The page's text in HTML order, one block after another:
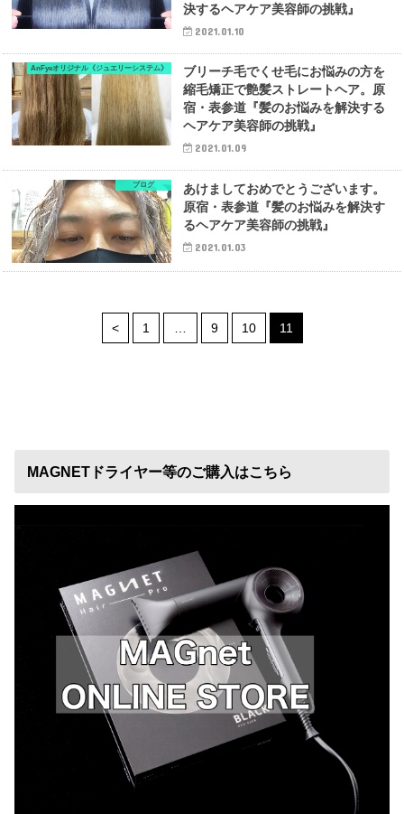
決するヘアケア美容師の挑戦』
2021.01.10
AnFyeオリジナル《ジュエリーシステム》
ブリーチ毛でくせ毛にお悩みの方を
縮毛矯正で艶髪ストレートヘア。原
宿・表参道『髪のお悩みを解決する
ヘアケア美容師の挑戦』
2021.01.09
ブログ
あけましておめでとうございます。
原宿・表参道『髪のお悩みを解決す
るヘアケア美容師の挑戦』
2021.01.03
< 1 9 10 11
MAGNETドライヤー等のご購入はこちら